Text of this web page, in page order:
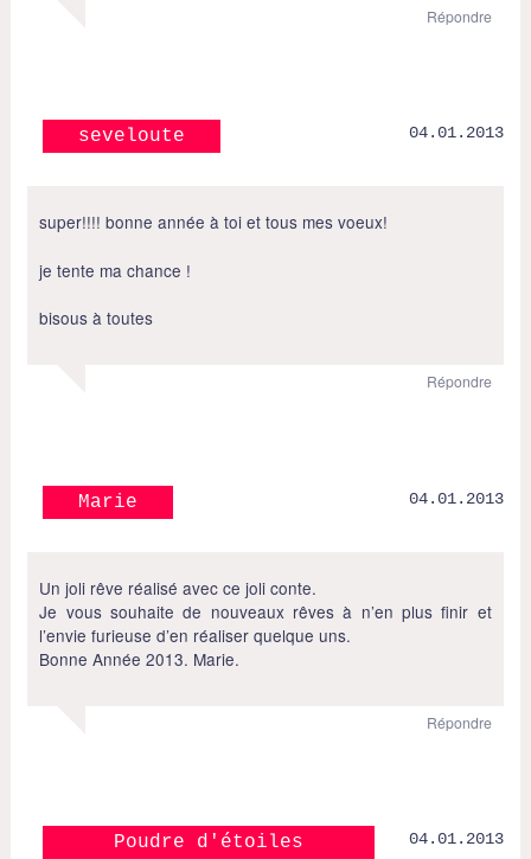
Répondre
seveloute 04.01.2013
super!!!! bonne année à toi et tous mes voeux!
je tente ma chance !
bisous à toutes
Répondre
Marie 04.01.2013
Un joli rêve réalisé avec ce joli conte.
Je vous souhaite de nouveaux rêves à n’en plus finir et
l’envie furieuse d’en réaliser quelque uns.
Bonne Année 2013. Marie.
Répondre
Poudre d'étoiles 04.01.2013